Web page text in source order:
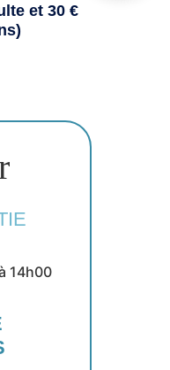
et 30 €
14h00